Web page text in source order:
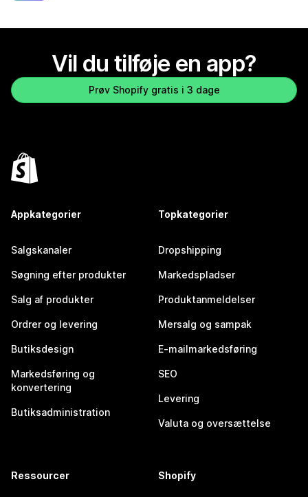
Vil du tilføje en app?
Prøv Shopify gratis i 3 dage
Appkategorier
Salgskanaler
Søgning efter produkter
Salg af produkter
Ordrer og levering
Butiksdesign
Markedsføring og
konvertering
Butiksadministration
Topkategorier
Dropshipping
Markedspladser
Produktanmeldelser
Mersalg og sampak
E-mailmarkedsføring
SEO
Levering
Valuta og oversættelse
Ressourcer Shopify